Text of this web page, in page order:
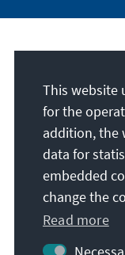
Yeka
Kebele
P.O.
Addis
Ethiopia
This website
for the
addition, the
data for
embedded
change the
Read more